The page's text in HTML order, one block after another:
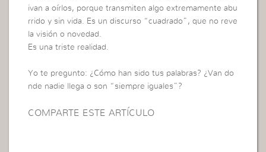
ivan a oírlos, porque transmiten algo extremamente abu
rrido y sin vida. Es un discurso “cuadrado”, que no reve
la visión o novedad.
Es una triste realidad.
Yo te pregunto: ¿Cómo han sido tus palabras? ¿Van do
nde nadie llega o son “siempre iguales”?
COMPARTE ESTE ARTÍCULO